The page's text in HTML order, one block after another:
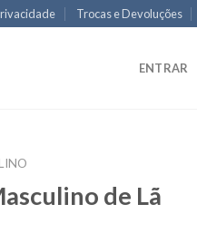
Trocas e Devoluções
ENTRAR
de Lã